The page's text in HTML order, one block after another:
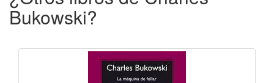
Bukowski?